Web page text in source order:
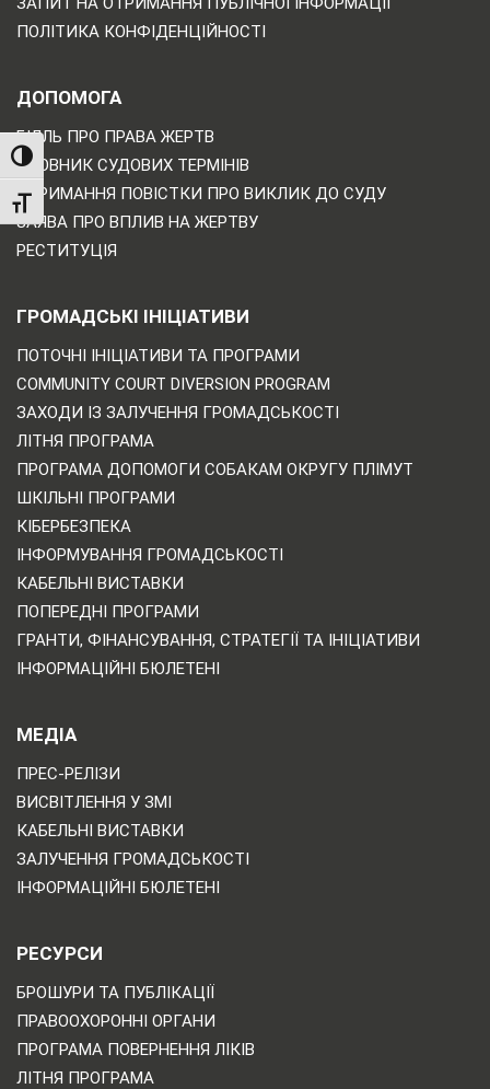
TOGGLE HIGH CONTRAST
TOGGLE FONT SIZE
ПОЛІТИКА КОНФІДЕНЦІЙНОСТІ
ДОПОМОГА
БІЛЛЬ ПРО ПРАВА ЖЕРТВ
СЛОВНИК СУДОВИХ ТЕРМІНІВ
ОТРИМАННЯ ПОВІСТКИ ПРО ВИКЛИК ДО СУДУ
ЗАЯВА ПРО ВПЛИВ НА ЖЕРТВУ
РЕСТИТУЦІЯ
ГРОМАДСЬКІ ІНІЦІАТИВИ
ПОТОЧНІ ІНІЦІАТИВИ ТА ПРОГРАМИ
COMMUNITY COURT DIVERSION PROGRAM
ЗАХОДИ ІЗ ЗАЛУЧЕННЯ ГРОМАДСЬКОСТІ
ЛІТНЯ ПРОГРАМА
ПРОГРАМА ДОПОМОГИ СОБАКАМ ОКРУГУ ПЛІМУТ
ШКІЛЬНІ ПРОГРАМИ
КІБЕРБЕЗПЕКА
ІНФОРМУВАННЯ ГРОМАДСЬКОСТІ
КАБЕЛЬНІ ВИСТАВКИ
ПОПЕРЕДНІ ПРОГРАМИ
ГРАНТИ, ФІНАНСУВАННЯ, СТРАТЕГІЇ ТА ІНІЦІАТИВИ
ІНФОРМАЦІЙНІ БЮЛЕТЕНІ
МЕДІА
ПРЕС-РЕЛІЗИ
ВИСВІТЛЕННЯ У ЗМІ
КАБЕЛЬНІ ВИСТАВКИ
ЗАЛУЧЕННЯ ГРОМАДСЬКОСТІ
ІНФОРМАЦІЙНІ БЮЛЕТЕНІ
РЕСУРСИ
БРОШУРИ ТА ПУБЛІКАЦІЇ
ПРАВООХОРОННІ ОРГАНИ
ПРОГРАМА ПОВЕРНЕННЯ ЛІКІВ
ЛІТНЯ ПРОГРАМА